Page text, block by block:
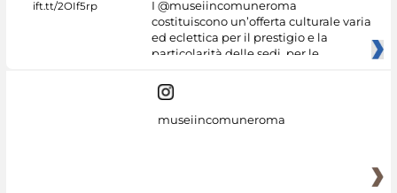
I @museiincomuneroma
costituiscono un’offerta culturale varia
ed eclettica per il prestigio e la
particolarità delle sedi, per le
museiincomuneroma